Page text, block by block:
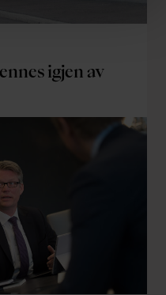
igjen av